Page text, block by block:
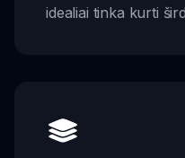
idealiai tinka kurti